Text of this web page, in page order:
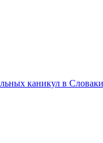
каникул в